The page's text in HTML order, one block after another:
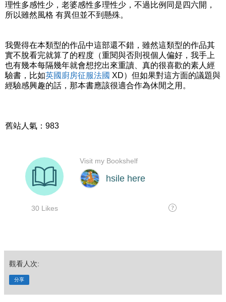
理性多感性少，老婆感性多理性少，不過比例同是四六開，
所以雖然風格 有異但並不到懸殊。
我覺得在本類型的作品中這部還不錯，雖然這類型的作品其
實不脫看完就算了的程度（重閱與否則視個人偏好，我手上
也有幾本每隔幾年就會想挖出來重讀、真的很喜歡的素人經
驗書，比如英國廚房征服法國 XD）但如果對這方面的議題與
經驗感興趣的話，那本書應該很適合作為休閒之用。
舊站人氣：983
觀看人次:
分享